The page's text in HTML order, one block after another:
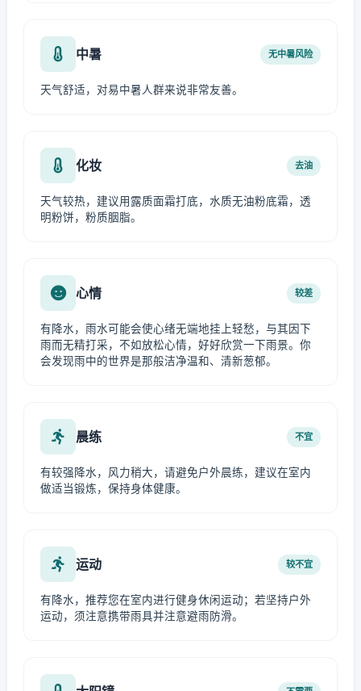
中暑 无中暑风险
天气舒适，对易中暑人群来说非常友善。
化妆 去油
天气较热，建议用露质面霜打底，水质无油粉底霜，透
明粉饼，粉质胭脂。
心情 较差
有降水，雨水可能会使心绪无端地挂上轻愁，与其因下
雨而无精打采，不如放松心情，好好欣赏一下雨景。你
会发现雨中的世界是那般洁净温和、清新葱郁。
晨练 不宜
有较强降水，风力稍大，请避免户外晨练，建议在室内
做适当锻炼，保持身体健康。
运动 较不宜
有降水，推荐您在室内进行健身休闲运动；若坚持户外
运动，须注意携带雨具并注意避雨防滑。